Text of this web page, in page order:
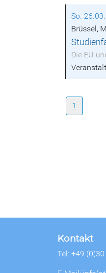
So.
Brüssel,
Die EU
1
Kontakt
Tel: +49